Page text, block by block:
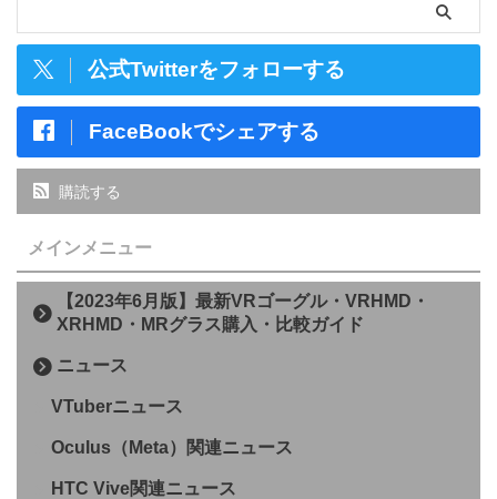
公式Twitterをフォローする
FaceBookでシェアする
購読する
メインメニュー
【2023年6月版】最新VRゴーグル・VRHMD・
XRHMD・MRグラス購入・比較ガイド
ニュース
VTuberニュース
Oculus（Meta）関連ニュース
HTC Vive関連ニュース